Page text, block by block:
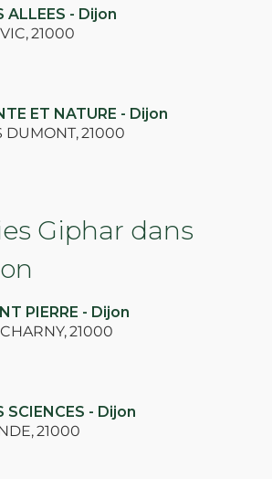
ALLEES - Dijon
21000
ET NATURE - Dijon
DUMONT,21000
Giphar dans
PIERRE - Dijon
21000
SCIENCES - Dijon
21000